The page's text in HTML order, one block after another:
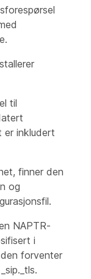
til
er inkludert
finner den
og
NAPTR-
i
forventer